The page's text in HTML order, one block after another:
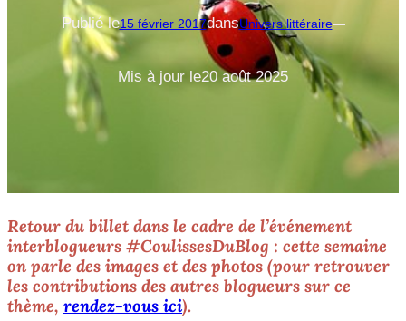
Publié le15 février 2017dansUnivers littéraire—
Mis à jour le20 août 2025
Retour du billet dans le cadre de l’événement
interblogueurs #CoulissesDuBlog : cette semaine
on parle des images et des photos (pour retrouver
les contributions des autres blogueurs sur ce
thème, rendez-vous ici).